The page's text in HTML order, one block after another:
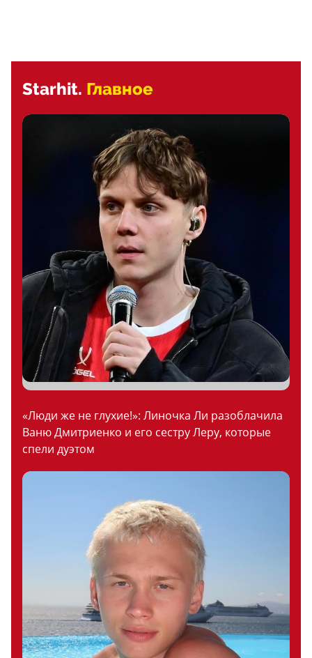
Starhit. Главное
«Люди же не глухие!»: Линочка Ли разоблачила
Ваню Дмитриенко и его сестру Леру, которые
спели дуэтом